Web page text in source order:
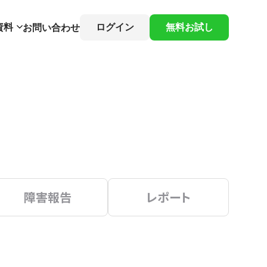
料 お問い合わせ ログイン 無料お試し
障害報告 レポート